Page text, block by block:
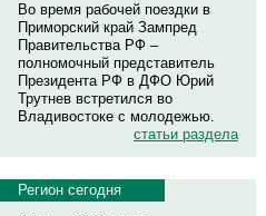
Во время рабочей поездки в
Приморский край Зампред
Правительства РФ –
полномочный представитель
Президента РФ в ДФО Юрий
Трутнев встретился во
Владивостоке с молодежью.
статьи раздела
Регион сегодня